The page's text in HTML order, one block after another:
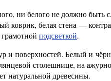
ни белого не должно
коврик, белая стена —
подсветкой.
и поверхностей. Белый и
столешнице, на
натуральной древесины.